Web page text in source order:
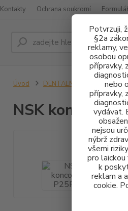
Potvrzuji,
§2a
reklamy,
osobou
přípravky,
nebo
přípravky,
vydávat.
nejsou
nýbrž
všemi
pro
k
reklam a
cookie.
Kontakty Ochrana soukromí
Úvod DENTALNÍ HYGIENA
NSK koncovka